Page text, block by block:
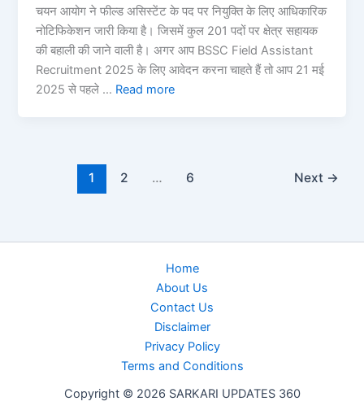
चयन आयोग ने फील्ड असिस्टेंट के पद पर नियुक्ति के लिए आधिकारिक
नोटिफिकेशन जारी किया है। जिसमें कुल 201 पदों पर क्षेत्र सहायक
की बहाली की जाने वाली है। अगर आप BSSC Field Assistant
Recruitment 2025 के लिए आवेदन करना चाहते हैं तो आप 21 मई
2025 से पहले … Read more
1 2 … 6 Next →
Home
About Us
Contact Us
Disclaimer
Privacy Policy
Terms and Conditions
Copyright © 2026 SARKARI UPDATES 360